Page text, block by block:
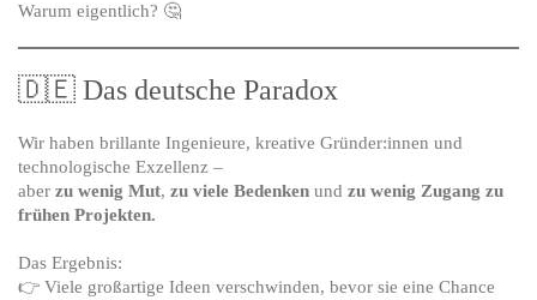
Warum eigentlich? 🤔
🇩🇪 Das deutsche Paradox
Wir haben brillante Ingenieure, kreative Gründer:innen und
technologische Exzellenz –
aber zu wenig Mut, zu viele Bedenken und zu wenig Zugang zu
frühen Projekten.
Das Ergebnis:
👉 Viele großartige Ideen verschwinden, bevor sie eine Chance